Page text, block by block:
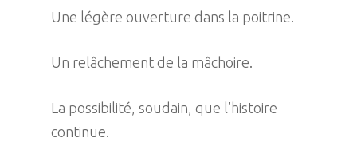
Une légère ouverture dans la poitrine.
Un relâchement de la mâchoire.
La possibilité, soudain, que l’histoire
continue.